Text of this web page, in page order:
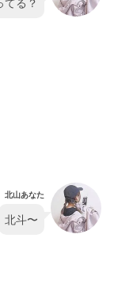
北山あなた
北斗〜